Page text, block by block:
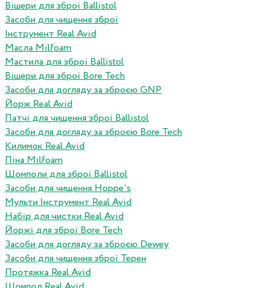
Вішери для зброї Ballistol
Засоби для чищення зброї
Інструмент Real Avid
Масла Milfoam
Мастила для зброї Ballistol
Вішери для зброї Bore Tech
Засоби для догляду за зброєю GNP
Йорж Real Avid
Патчі для чищення зброї Ballistol
Засоби для догляду за зброєю Bore Tech
Килимок Real Avid
Піна Milfoam
Шомполи для зброї Ballistol
Засоби для чищення Hoppe`s
Мульти Інструмент Real Avid
Набір для чистки Real Avid
Йоржі для зброї Bore Tech
Засоби для догляду за зброєю Dewey
Засоби для чищення зброї Терен
Протяжка Real Avid